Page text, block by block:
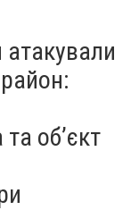
об’єкт